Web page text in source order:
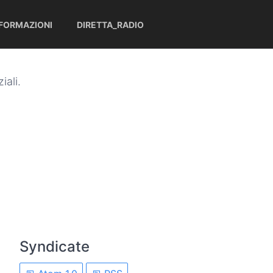
DIRETTA_RADIO
Syndicate